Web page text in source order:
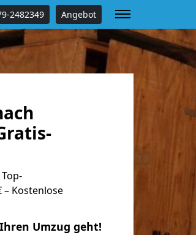
2482349 Angebot
Kostenlose
Umzug geht!